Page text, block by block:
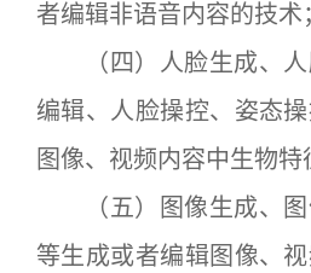
者编辑非语音内容的技术；
（四）人脸生成、人
编辑、人脸操控、姿态
图像、视频内容中生物特
（五）图像生成、图
等生成或者编辑图像、